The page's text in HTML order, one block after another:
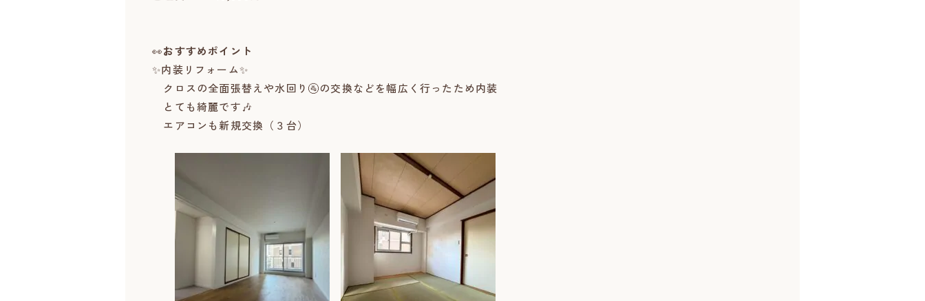
👀おすすめポイント
✨内装リフォーム✨
クロスの全面張替えや水回り🚰の交換などを幅広く行ったため内装
とても綺麗です🎶
エアコンも新規交換（３台）